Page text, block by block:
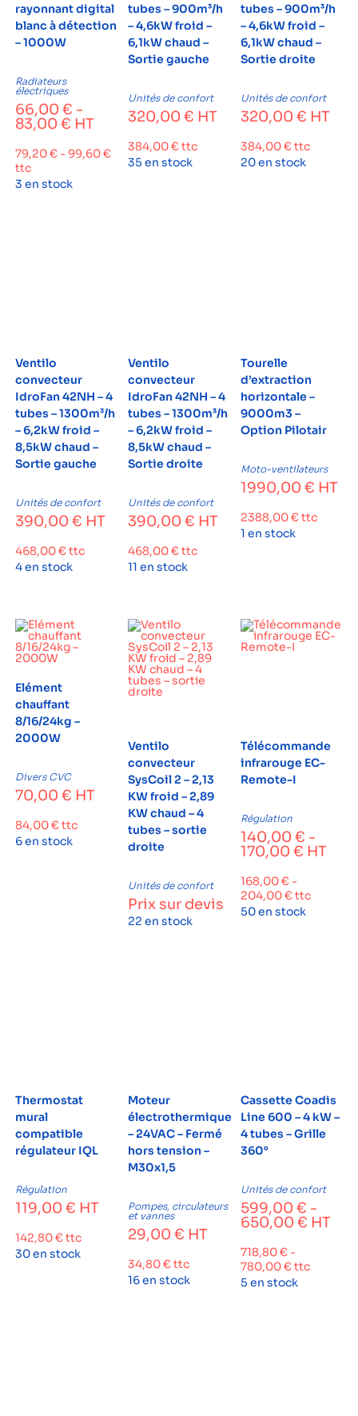
rayonnant digital
blanc à détection
– 1000W
Radiateurs
électriques
66,00 € -
83,00 € HT
79,20€- 99,60€
ttc
3 en stock
tubes – 900m³/h
– 4,6kW froid –
6,1kW chaud –
Sortie gauche
Unités de confort
320,00 € HT
384,00€ttc
35 en stock
tubes – 900m³/h
– 4,6kW froid –
6,1kW chaud –
Sortie droite
Unités de confort
320,00 € HT
384,00€ttc
20 en stock
Ventilo
convecteur
IdroFan 42NH – 4
tubes – 1300m³/h
– 6,2kW froid –
8,5kW chaud –
Sortie gauche
Unités de confort
390,00 € HT
468,00€ttc
4 en stock
Ventilo
convecteur
IdroFan 42NH – 4
tubes – 1300m³/h
– 6,2kW froid –
8,5kW chaud –
Sortie droite
Unités de confort
390,00 € HT
468,00€ttc
11 en stock
Tourelle
d’extraction
horizontale –
9000m3 –
Option Pilotair
Moto-ventilateurs
1990,00 € HT
2388,00€ttc
1 en stock
Elément
chauffant
8/16/24kg –
2000W
Divers CVC
70,00 € HT
84,00€ttc
6 en stock
Ventilo
convecteur
SysCoil 2 – 2,13
KW froid – 2,89
KW chaud – 4
tubes – sortie
droite
Unités de confort
Prix sur devis
22 en stock
Télécommande
infrarouge EC-
Remote-I
Régulation
140,00 € -
170,00 € HT
168,00€-
204,00€ttc
50 en stock
Thermostat
mural
compatible
régulateur IQL
Régulation
119,00 € HT
142,80€ttc
30 en stock
Moteur
électrothermique
– 24VAC – Fermé
hors tension –
M30x1,5
Pompes, circulateurs
et vannes
29,00 € HT
34,80€ttc
16 en stock
Cassette Coadis
Line 600 – 4 kW –
4 tubes – Grille
360°
Unités de confort
599,00 € -
650,00 € HT
718,80€-
780,00€ttc
5 en stock